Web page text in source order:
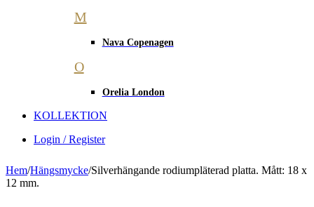
M
Nava Copenagen
O
Orelia London
KOLLEKTION
Login / Register
Hem/Hängsmycke/Silverhängande rodiumpläterad platta. Mått: 18 x
12 mm.